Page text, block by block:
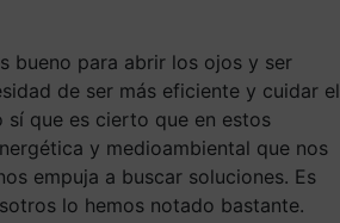
bueno para abrir los ojos y ser
de ser más eficiente y cuidar el
sí que es cierto que en estos
y medioambiental que nos
empuja a buscar soluciones. Es
lo hemos notado bastante.